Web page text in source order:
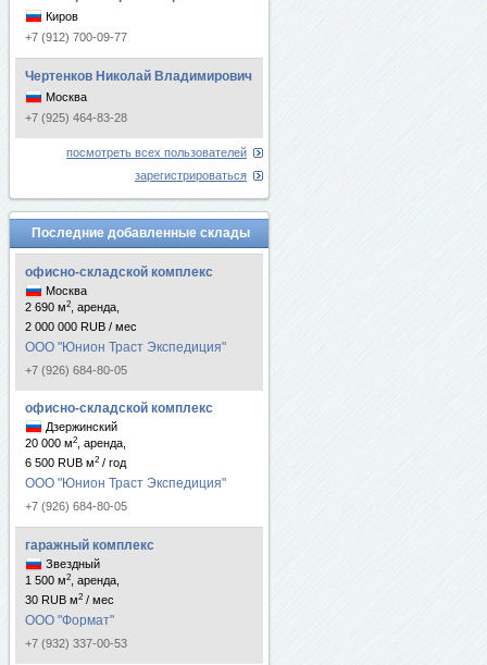
Киров
+7 (912) 700-09-77
Чертенков Николай Владимирович
Москва
+7 (925) 464-83-28
посмотреть всех пользователей
зарегистрироваться
Последние добавленные склады
офисно-складской комплекс
Москва
2 690 м2
, аренда,
2 000 000 RUB / мес
ООО "Юнион Траст Экспедиция"
+7 (926) 684-80-05
офисно-складской комплекс
Дзержинский
20 000 м2
, аренда,
6 500 RUB м2 / год
ООО "Юнион Траст Экспедиция"
+7 (926) 684-80-05
гаражный комплекс
Звездный
1 500 м2
, аренда,
30 RUB м2 / мес
ООО "Формат"
+7 (932) 337-00-53